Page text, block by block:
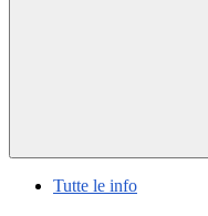
Tutte le info